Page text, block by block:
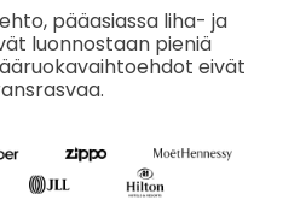
pääasiassa liha- ja
luonnostaan pieniä
eivät